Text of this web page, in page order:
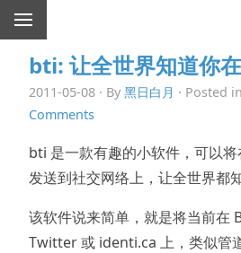
bti: 让全世界知道你
2011-05-08 · By 黑日白月 · Posted in
Comments
bti 是一款有趣的小软件，可以
发送到社交网络上，让全世界都
该软件说来简单，就是将当前在
Twitter 或 identi.ca 上，类似管道